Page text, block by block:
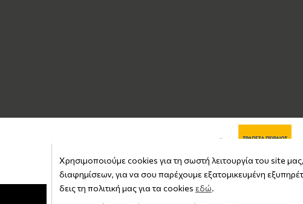
Χρησιμοποιούμε cookies για τη σωστή λειτουργία του site
διαφημίσεων, για να σου παρέχουμε εξατομικευμένη
δεις τη πολιτική μας για τα cookies εδώ.